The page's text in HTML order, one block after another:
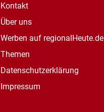
Kontakt
Über uns
Werben auf regionalHeute.de
Themen
Datenschutzerklärung
Impressum